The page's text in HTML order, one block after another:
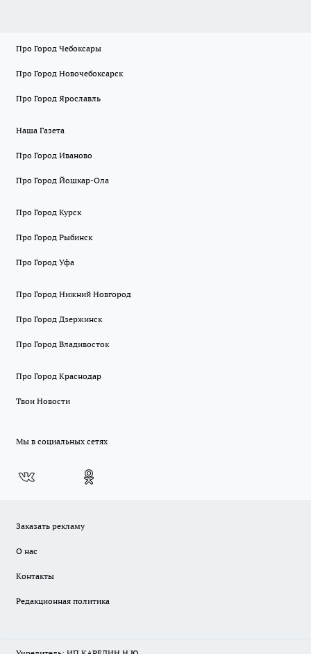
Про Город Чебоксары
Про Город Новочебоксарск
Про Город Ярославль
Наша Газета
Про Город Иваново
Про Город Йошкар-Ола
Про Город Курск
Про Город Рыбинск
Про Город Уфа
Про Город Нижний Новгород
Про Город Дзержинск
Про Город Владивосток
Про Город Краснодар
Твои Новости
Мы в социальных сетях
Заказать рекламу
О нас
Контакты
Редакционная политика